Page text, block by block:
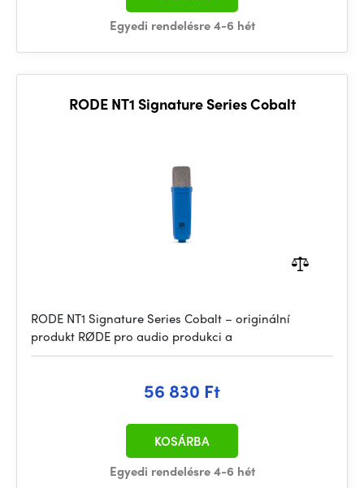
Egyedi rendelésre 4-6 hét
RODE NT1 Signature Series Cobalt
RODE NT1 Signature Series Cobalt – originální
produkt RØDE pro audio produkci a
56 830 Ft
Egyedi rendelésre 4-6 hét
KOSÁRBA